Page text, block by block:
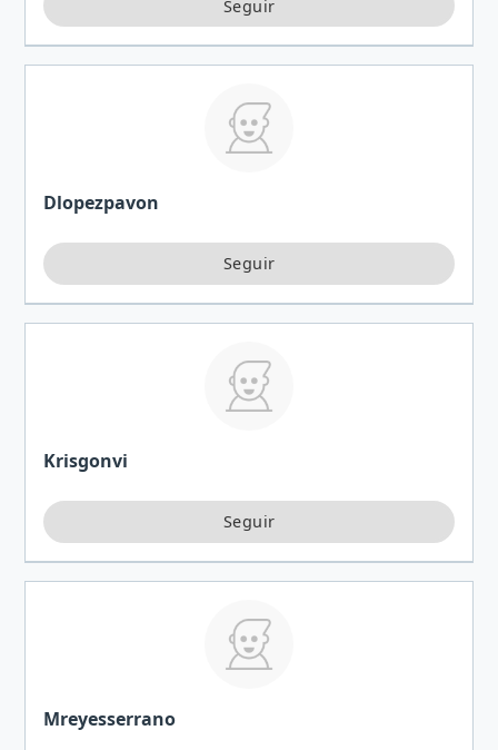
Dlopezpavon
Krisgonvi
Mreyesserrano